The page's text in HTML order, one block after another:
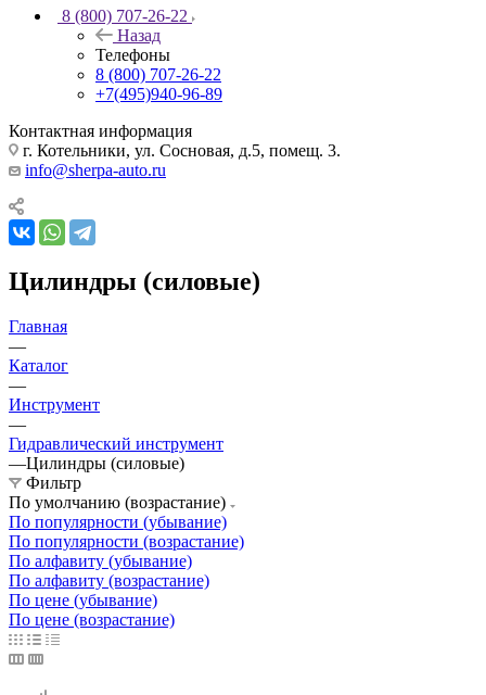
8 (800) 707-26-22
Назад
Телефоны
8 (800) 707-26-22
+7(495)940-96-89
Контактная информация
г. Котельники, ул. Сосновая, д.5, помещ. 3.
info@sherpa-auto.ru
Цилиндры (силовые)
Главная
—
Каталог
—
Инструмент
—
Гидравлический инструмент
—Цилиндры (силовые)
Фильтр
По умолчанию (возрастание)
По популярности (убывание)
По популярности (возрастание)
По алфавиту (убывание)
По алфавиту (возрастание)
По цене (убывание)
По цене (возрастание)